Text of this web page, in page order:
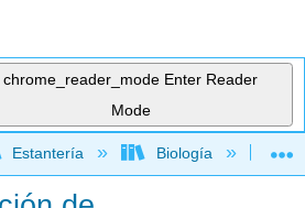
chrome_reader_mode Enter Reader
Mode
jerarquía global
Estantería Biología